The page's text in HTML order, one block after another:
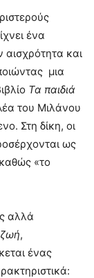
ένα
αισχρότητα και
μια
Τα παιδιά
του Μιλάνου
Στη δίκη, οι
ως
«το
αλλά
,
ένας